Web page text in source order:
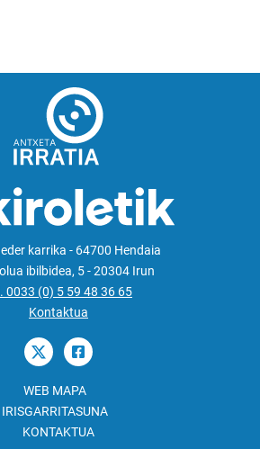
karrika - 64700 Hendaia
ibilbidea, 5 - 20304 Irun
0033 (0) 5 59 48 36 65
Kontaktua
WEB MAPA
IRISGARRITASUNA
KONTAKTUA